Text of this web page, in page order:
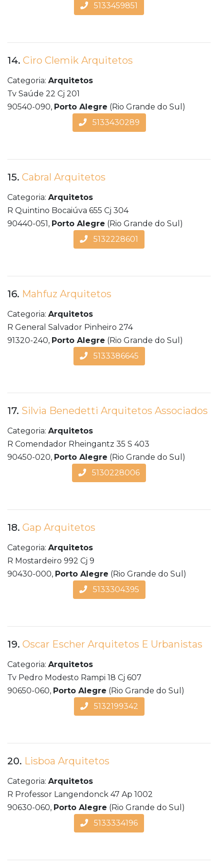
5133459851
14. Ciro Clemik Arquitetos
Categoria: Arquitetos
Tv Saúde 22 Cj 201
90540-090, Porto Alegre (Rio Grande do Sul)
5133430289
15. Cabral Arquitetos
Categoria: Arquitetos
R Quintino Bocaiúva 655 Cj 304
90440-051, Porto Alegre (Rio Grande do Sul)
5132228601
16. Mahfuz Arquitetos
Categoria: Arquitetos
R General Salvador Pinheiro 274
91320-240, Porto Alegre (Rio Grande do Sul)
5133386645
17. Silvia Benedetti Arquitetos Associados
Categoria: Arquitetos
R Comendador Rheingantz 35 S 403
90450-020, Porto Alegre (Rio Grande do Sul)
5130228006
18. Gap Arquitetos
Categoria: Arquitetos
R Mostardeiro 992 Cj 9
90430-000, Porto Alegre (Rio Grande do Sul)
5133304395
19. Oscar Escher Arquitetos E Urbanistas
Categoria: Arquitetos
Tv Pedro Modesto Rampi 18 Cj 607
90650-060, Porto Alegre (Rio Grande do Sul)
5132199342
20. Lisboa Arquitetos
Categoria: Arquitetos
R Professor Langendonck 47 Ap 1002
90630-060, Porto Alegre (Rio Grande do Sul)
5133334196